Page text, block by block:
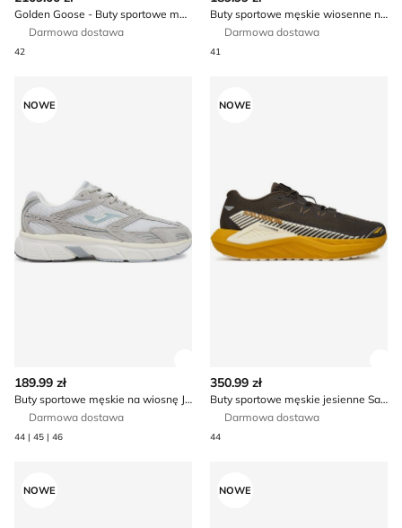
Golden Goose - Buty sportowe męskie na wiosnę
Darmowa dostawa
42
Buty sportowe męskie wiosenne na jesień Skechers
Darmowa dostawa
41
NOWE
189.99 zł
Buty sportowe męskie na wiosnę Joma
Darmowa dostawa
44 | 45 | 46
NOWE
350.99 zł
Buty sportowe męskie jesienne Salomon
Darmowa dostawa
44
NOWE NOWE